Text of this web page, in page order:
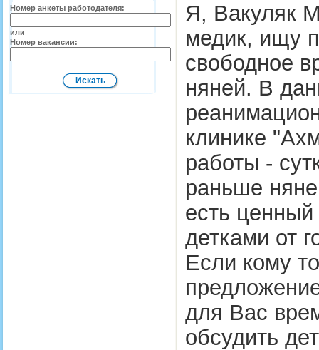
Номер анкеты работодателя:
или
Номер вакансии:
Я, Вакуляк
медик, ищу
свободное
няней. В
клинике
работы -
раньше
есть
детками от
Если кому
для Вас
обсудить